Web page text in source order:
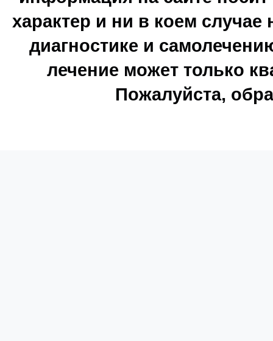
характер и ни в коем
диагностике и
лечение может только
Пожалуйста,